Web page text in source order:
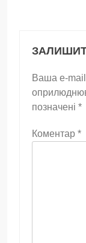
Ваша e-
позначені *
Коментар *